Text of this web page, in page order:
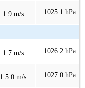
1.9 m/s 1025.1 hPa
1.7 m/s 1026.2 hPa
1.5.0 m/s 1027.0 hPa